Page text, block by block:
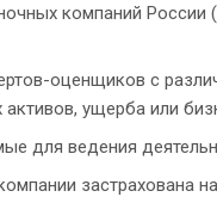
компаний России
оценщиков с
ущерба или
для ведения
застрахована